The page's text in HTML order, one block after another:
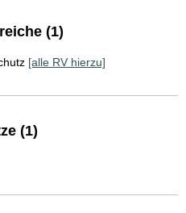
(1)
[alle RV hierzu]
(1)